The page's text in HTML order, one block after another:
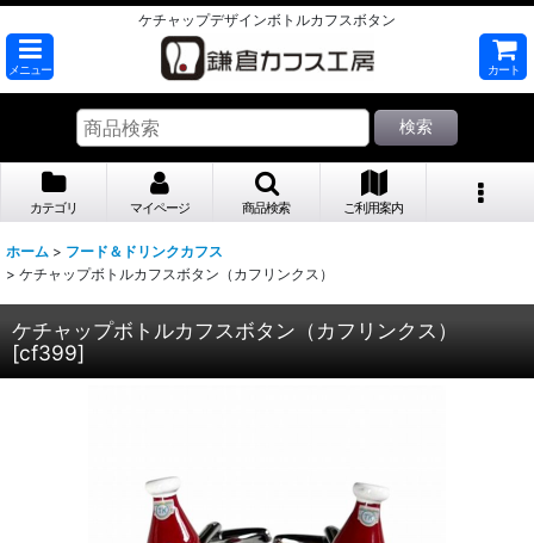
ケチャップデザインボトルカフスボタン
メニュー カート
検索
カテゴリ マイページ 商品検索 ご利用案内
ホーム > フード＆ドリンクカフス
> ケチャップボトルカフスボタン（カフリンクス）
ケチャップボトルカフスボタン（カフリンクス）
[cf399]